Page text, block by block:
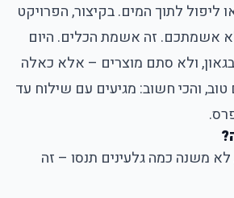
לתוך המים. בקיצור, הפרויקט
אשמתכם. זה אשמת הכלים. היום
בגאון, ולא סתם מוצרים – אלא כאלה
והכי חשוב: מגיעים עם שילוח עד
משנה כמה גלעינים תנסו – זה